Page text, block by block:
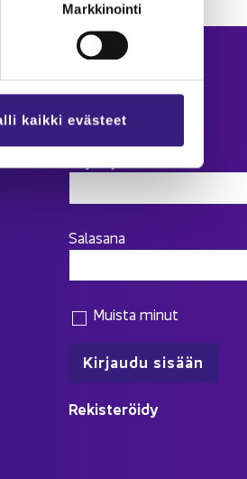
Markkinointi
kaikki evästeet
Kir­jau­du
Salasana
Muista minut
Re­kis­te­röi­dy